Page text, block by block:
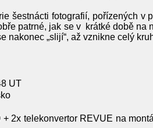
šestnácti fotografií, pořízených v
patrné, jak se v krátké době na
nakonec „slijí“, až vznikne celý
UT
2x telekonvertor REVUE na